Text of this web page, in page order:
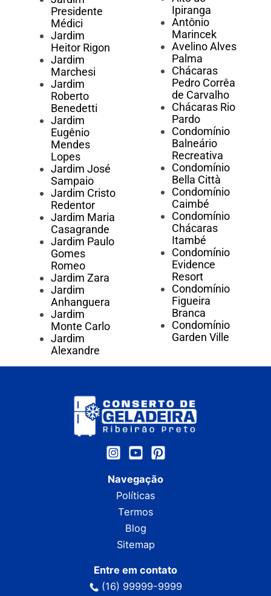
Presidente
Médici
Jardim
Heitor Rigon
Jardim
Marchesi
Jardim
Roberto
Benedetti
Jardim
Eugênio
Mendes
Lopes
Jardim José
Sampaio
Jardim Cristo
Redentor
Jardim Maria
Casagrande
Jardim Paulo
Gomes
Romeo
Jardim Zara
Jardim
Anhanguera
Jardim
Monte Carlo
Jardim
Alexandre
Ipiranga
Antônio
Marincek
Avelino Alves
Palma
Chácaras
Pedro Corrêa
de Carvalho
Chácaras Rio
Pardo
Condomínio
Balneário
Recreativa
Condomínio
Bella Città
Condomínio
Caimbé
Condomínio
Chácaras
Itambé
Condomínio
Evidence
Resort
Condomínio
Figueira
Branca
Condomínio
Garden Ville
Navegação
Políticas
Termos
Blog
Sitemap
Entre em contato
(16) 99999-9999